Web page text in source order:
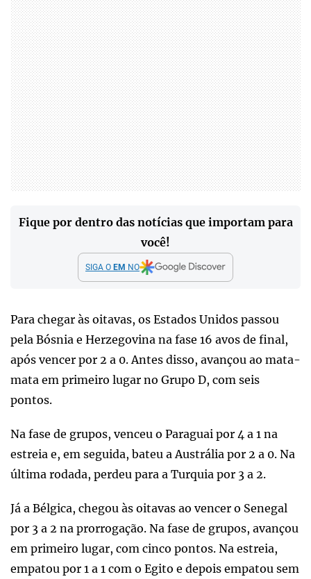
Fique por dentro das notícias que importam para
você!
SIGA O EM NO
Para chegar às oitavas, os Estados Unidos passou
pela Bósnia e Herzegovina na fase 16 avos de final,
após vencer por 2 a 0. Antes disso, avançou ao mata-
mata em primeiro lugar no Grupo D, com seis
pontos.
Na fase de grupos, venceu o Paraguai por 4 a 1 na
estreia e, em seguida, bateu a Austrália por 2 a 0. Na
última rodada, perdeu para a Turquia por 3 a 2.
Já a Bélgica, chegou às oitavas ao vencer o Senegal
por 3 a 2 na prorrogação. Na fase de grupos, avançou
em primeiro lugar, com cinco pontos. Na estreia,
empatou por 1 a 1 com o Egito e depois empatou sem